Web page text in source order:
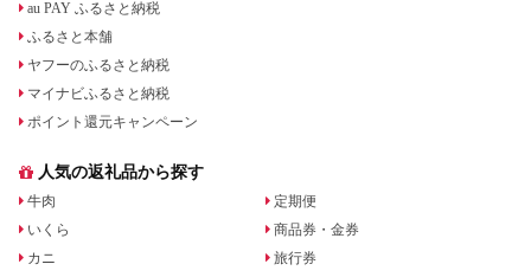
au PAY ふるさと納税
ふるさと本舗
ヤフーのふるさと納税
マイナビふるさと納税
ポイント還元キャンペーン
人気の返礼品から探す
牛肉
いくら
カニ
定期便
商品券・金券
旅行券